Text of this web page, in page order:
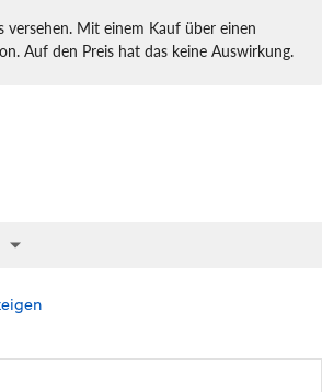
Mit einem Kauf über einen
Auf den Preis hat das keine Auswirkung.